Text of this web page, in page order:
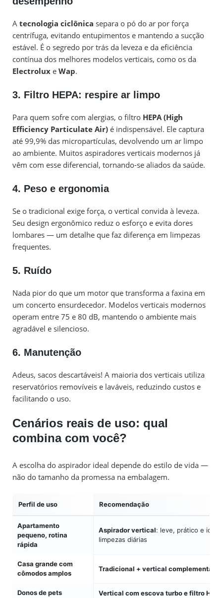
A tecnologia ciclônica separa o pó do ar por força
centrífuga, evitando entupimentos e mantendo a sucção
estável. É o segredo por trás da leveza e da eficiência
contínua dos melhores modelos verticais, como os da
Electrolux e Wap.
3. Filtro HEPA: respire ar limpo
Para quem sofre com alergias, o filtro HEPA (High
Efficiency Particulate Air) é indispensável. Ele captura
até 99,9% das micropartículas, devolvendo um ar limpo
ao ambiente. Muitos aspiradores verticais modernos já
vêm com esse diferencial, tornando-se aliados da saúde.
4. Peso e ergonomia
Se o tradicional exige força, o vertical convida à leveza.
Seu design ergonômico reduz o esforço e evita dores
lombares — um detalhe que faz diferença em limpezas
frequentes.
5. Ruído
Nada pior do que um motor que transforma a faxina em
um concerto ensurdecedor. Modelos verticais modernos
operam entre 75 e 80 dB, mantendo o ambiente mais
agradável e silencioso.
6. Manutenção
Adeus, sacos descartáveis! A maioria dos verticais utiliza
reservatórios removíveis e laváveis, reduzindo custos e
facilitando o uso.
Cenários reais de uso: qual
combina com você?
A escolha do aspirador ideal depende do estilo de vida —
não do tamanho da promessa na embalagem.
Perfil de uso Recomendação
Apartamento
pequeno, rotina
rápida
Aspirador vertical: leve, prático e ideal
limpezas diárias
Casa grande com
cômodos amplos
Tradicional + vertical complementar
Donos de pets Vertical com escova turbo e filtro